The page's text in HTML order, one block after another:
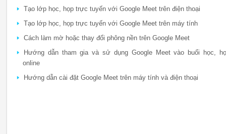
Tạo lớp học, họp trực tuyến với Google Meet trên điện thoại
Tạo lớp học, họp trực tuyến với Google Meet trên máy tính
Cách làm mờ hoặc thay đổi phông nền trên Google Meet
Hướng dẫn tham gia và sử dụng Google Meet vào buổi học,
online
Hướng dẫn cài đặt Google Meet trên máy tính và điện thoại